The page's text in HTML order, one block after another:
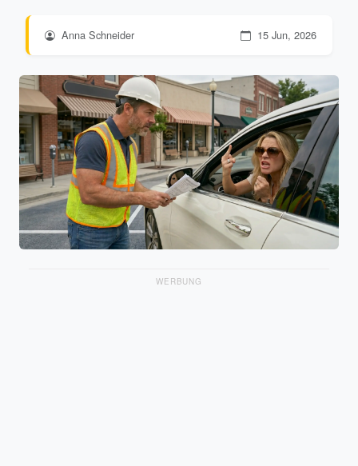
Anna Schneider 15 Jun, 2026
WERBUNG